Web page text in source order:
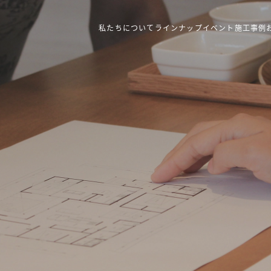
私たちについて ラインナップイベント 施工事例